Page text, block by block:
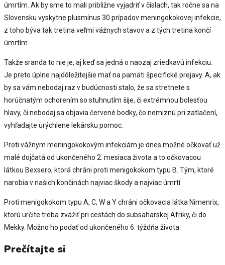
úmrtím. Ak by sme to mali približne vyjadriť v číslach, tak ročne sa na
Slovensku vyskytne plusmínus 30 prípadov meningokokovej infekcie,
z toho býva tak tretina veľmi vážnych stavov a z tých tretina končí
úmrtím.
Takže sranda to nie je, aj keď sa jedná o naozaj zriedkavú infekciu.
Je preto úplne najdôležitejšie mať na pamäti špecifické prejavy. A, ak
by sa vám nebodaj raz v budúcnosti stalo, že sa stretnete s
horúčnatým ochorením so stuhnutím šije, či extrémnou bolesťou
hlavy, či nebodaj sa objavia červené bodky, čo nemiznú pri zatlačení,
vyhľadajte urýchlene lekársku pomoc.
Proti vážnym meningokokovým infekciám je dnes možné očkovať už
malé dojčatá od ukončeného 2. mesiaca života a to očkovacou
látkou Bexsero, ktorá chráni proti menigokokom typu B. Tým, ktoré
narobia v našich končinách najviac škody a najviac úmrtí.
Proti menigokokom typu A, C, W a Y chráni očkovacia látka Nimenrix,
ktorú určite treba zvážiť pri cestách do subsaharskej Afriky, či do
Mekky. Možno ho podať od ukončeného 6. týždňa života.
Prečítajte si